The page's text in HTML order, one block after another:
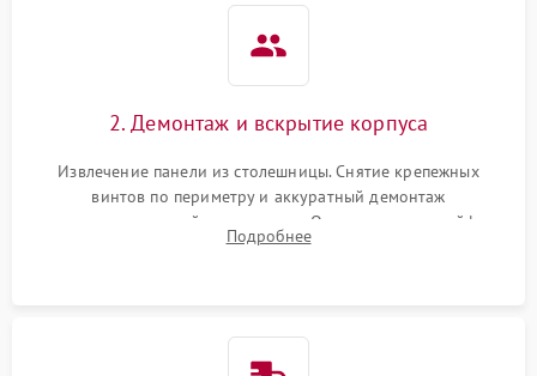
2. Демонтаж и вскрытие корпуса
Извлечение панели из столешницы. Снятие крепежных
винтов по периметру и аккуратный демонтаж
стеклокерамической поверхности. Отсоединение шлейфов
сенсорного блока для доступа к силовым платам, катушкам
Подробнее